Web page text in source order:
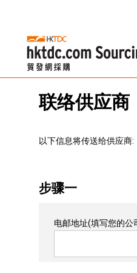
联络供应商
以下信息将传送给供应商:
步骤一
电邮地址(填写您的公